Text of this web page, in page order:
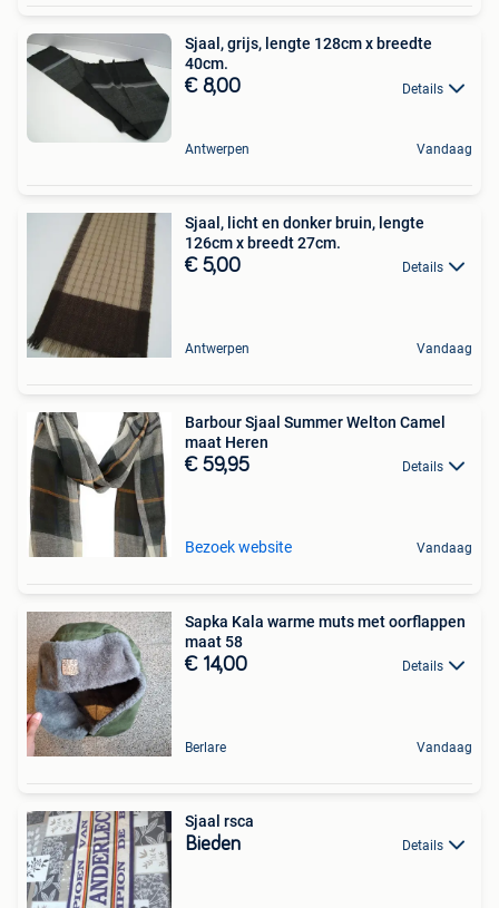
Sjaal, grijs, lengte 128cm x breedte
40cm.
€ 8,00 Details
Antwerpen Vandaag
Sjaal, licht en donker bruin, lengte
126cm x breedt 27cm.
€ 5,00 Details
Antwerpen Vandaag
Barbour Sjaal Summer Welton Camel
maat Heren
€ 59,95 Details
Bezoek website Vandaag
Sapka Kala warme muts met oorflappen
maat 58
€ 14,00 Details
Berlare Vandaag
Sjaal rsca
Bieden Details